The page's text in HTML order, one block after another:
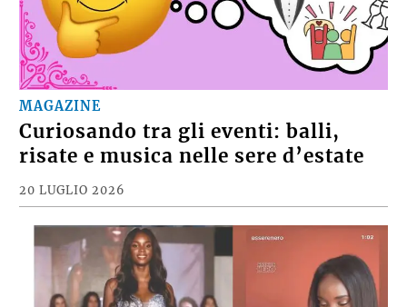
MAGAZINE
Curiosando tra gli eventi: balli,
risate e musica nelle sere d’estate
20 LUGLIO 2026